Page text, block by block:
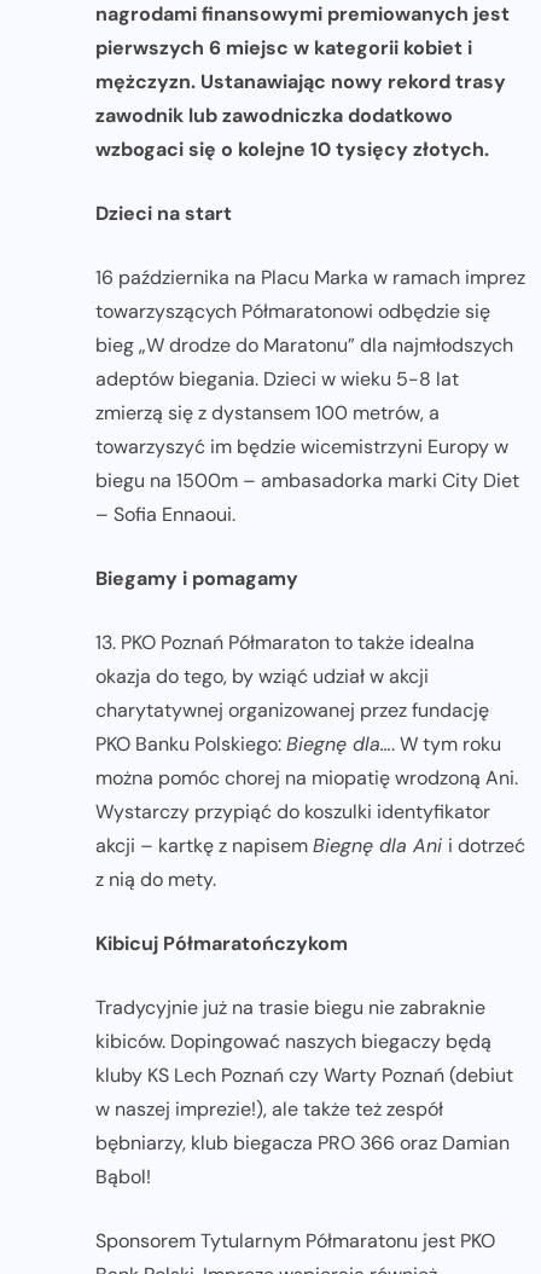
nagrodami finansowymi premiowanych jest
pierwszych 6 miejsc w kategorii kobiet i
mężczyzn. Ustanawiając nowy rekord trasy
zawodnik lub zawodniczka dodatkowo
wzbogaci się o kolejne 10 tysięcy złotych.
Dzieci na start
16 października na Placu Marka w ramach imprez
towarzyszących Półmaratonowi odbędzie się
bieg „W drodze do Maratonu” dla najmłodszych
adeptów biegania. Dzieci w wieku 5-8 lat
zmierzą się z dystansem 100 metrów, a
towarzyszyć im będzie wicemistrzyni Europy w
biegu na 1500m – ambasadorka marki City Diet
– Sofia Ennaoui.
Biegamy i pomagamy
13. PKO Poznań Półmaraton to także idealna
okazja do tego, by wziąć udział w akcji
charytatywnej organizowanej przez fundację
PKO Banku Polskiego:Biegnę dla…. W tym roku
można pomóc chorej na miopatię wrodzoną Ani.
Wystarczy przypiąć do koszulki identyfikator
akcji – kartkę z napisemBiegnę dla Ani i dotrzeć
z nią do mety.
Kibicuj Półmaratończykom
Tradycyjnie już na trasie biegu nie zabraknie
kibiców. Dopingować naszych biegaczy będą
kluby KS Lech Poznań czy Warty Poznań (debiut
w naszej imprezie!), ale także też zespół
bębniarzy, klub biegacza PRO 366 oraz Damian
Bąbol!
Sponsorem Tytularnym Półmaratonu jest PKO